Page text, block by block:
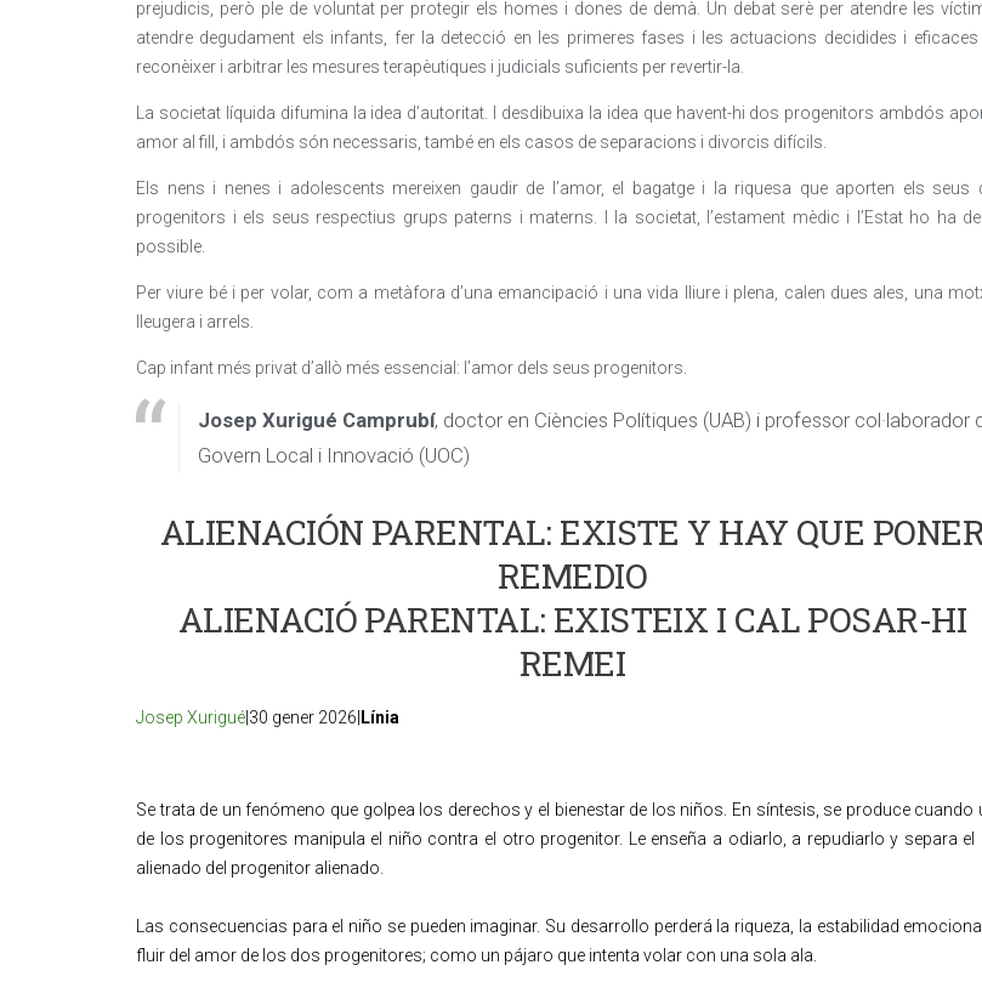
prejudicis, però ple de voluntat per protegir els homes i dones de demà. Un debat serè per atendre les
atendre degudament els infants, fer la detecció en les primeres fases i les actuacions decidides i eficaces
reconèixer i arbitrar les mesures terapèutiques i judicials suficients per revertir-la.
La societat líquida difumina la idea d’autoritat. I desdibuixa la idea que havent-hi dos progenitors ambdós
amor al fill, i ambdós són necessaris, també en els casos de separacions i divorcis difícils.
Els nens i nenes i adolescents mereixen gaudir de l’amor, el bagatge i la riquesa que aporten els seus
progenitors i els seus respectius grups paterns i materns. I la societat, l’estament mèdic i l’Estat ho ha
possible.
Per viure bé i per volar, com a metàfora d’una emancipació i una vida lliure i plena, calen dues ales, una
lleugera i arrels.
Cap infant més privat d’allò més essencial: l’amor dels seus progenitors.
Josep Xurigué Camprubí, doctor en Ciències Polítiques (UAB) i professor col·laborador
Govern Local i Innovació (UOC)
ALIENACIÓN PARENTAL: EXISTE Y HAY QUE
REMEDIO
ALIENACIÓ PARENTAL: EXISTEIX I CAL POSAR-HI
REMEI
Josep Xurigué |30 gener 2026| Línia
Se trata de un fenómeno que golpea los derechos y el bienestar de los niños. En síntesis, se produce cuando
de los progenitores manipula el niño contra el otro progenitor. Le enseña a odiarlo, a repudiarlo y separa el
alienado del progenitor alienado.
Las consecuencias para el niño se pueden imaginar. Su desarrollo perderá la riqueza, la estabilidad
fluir del amor de los dos progenitores; como un pájaro que intenta volar con una sola ala.